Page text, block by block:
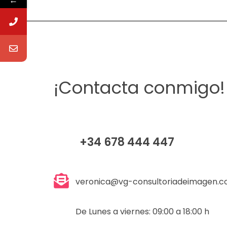
¡Contacta conmigo!
+34 678 444 447
veronica@vg-
De Lunes a viernes: 09:00 a 18:00 h